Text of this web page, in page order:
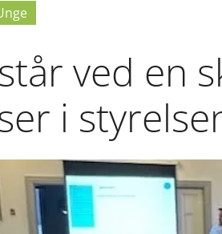
ved en
i